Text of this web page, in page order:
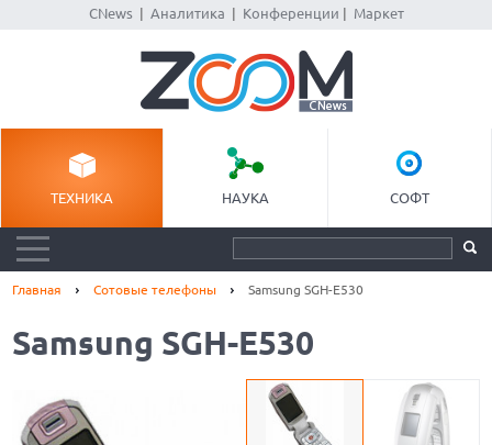
CNews| Аналитика Конференции Маркет
ТЕХНИКА НАУКА СОФТ
Главная Сотовые телефоны Samsung SGH-E530
Samsung SGH-E530